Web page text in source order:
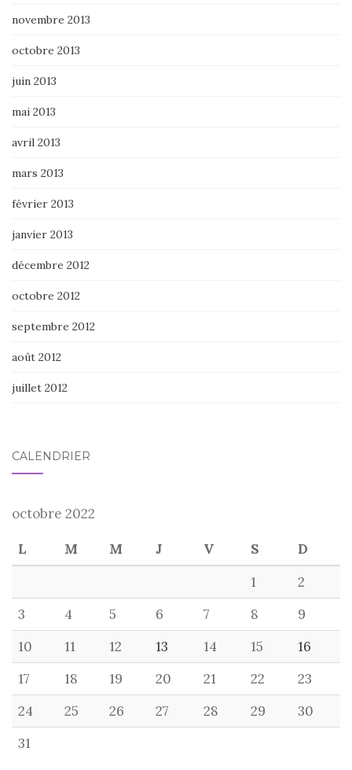
novembre 2013
octobre 2013
juin 2013
mai 2013
avril 2013
mars 2013
février 2013
janvier 2013
décembre 2012
octobre 2012
septembre 2012
août 2012
juillet 2012
CALENDRIER
octobre 2022
L M M J V S
D
1
2
3
4 5 6 7 8
9
10
11 12 13 14 15
16
17
18 19 20 21 22
23
24
25 26 27 28 29
30
31